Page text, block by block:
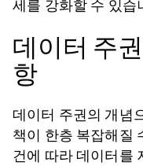
세를 강화할 수 있습
데이터 주
항
데이터 주권의 개념
책이 한층 복잡해질
건에 따라 데이터를